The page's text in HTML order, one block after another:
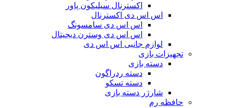
اکسترنال سیلیکون پاور
اس اس دی اکسترنال
اس اس دی سامسونگ
اس اس دی وسترن دیجیتال
لوازم جانبی اس اس دی
تجهیزات بازی
دسته بازی
دسته ردراگون
دسته تسکو
شارژر دسته بازی
حافظه رم